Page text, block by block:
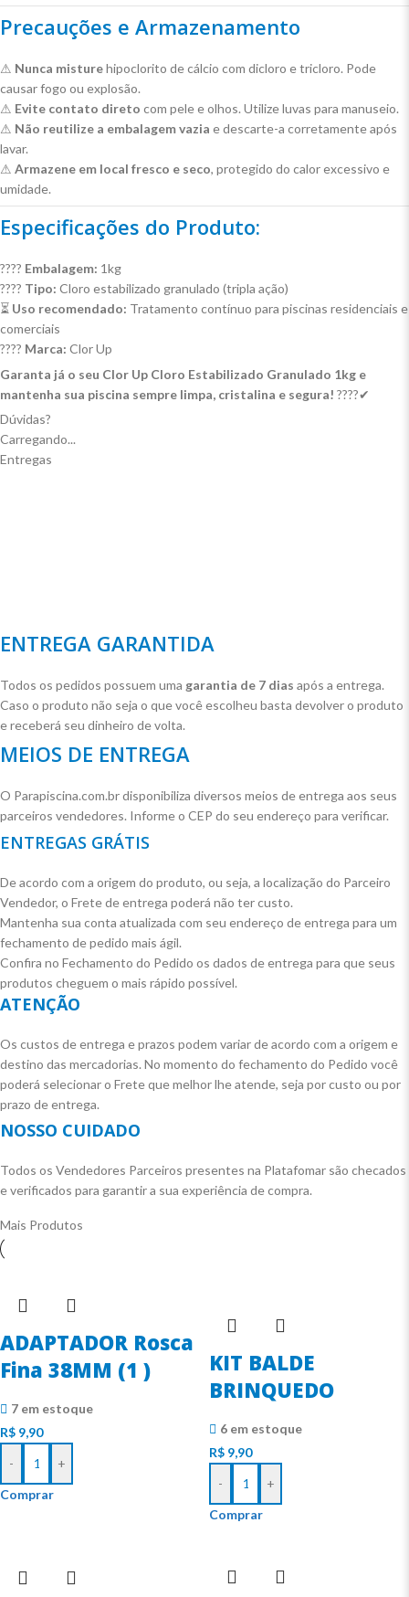
Precauções e Armazenamento
⚠ Nunca misturehipoclorito de cálcio com dicloro e tricloro. Pode
causar fogo ou explosão.
⚠ Evite contato direto com pele e olhos. Utilize luvas para manuseio.
⚠ Não reutilize a embalagem vazia e descarte-a corretamente após
lavar.
⚠ Armazene em local fresco e seco, protegido do calor excessivo e
umidade.
Especificações do Produto:
???? Embalagem: 1kg
???? Tipo: Cloro estabilizado granulado (tripla ação)
⏳ Uso recomendado: Tratamento contínuo para piscinas residenciais e
comerciais
???? Marca: Clor Up
Garanta já o seu Clor Up Cloro Estabilizado Granulado 1kg e
mantenha sua piscina sempre limpa, cristalina e segura! ????✔
Dúvidas?
Carregando...
Entregas
ENTREGA GARANTIDA
Todos os pedidos possuem uma garantia de 7 dias após a entrega.
Caso o produto não seja o que você escolheu basta devolver o produto
e receberá seu dinheiro de volta.
MEIOS DE ENTREGA
O Parapiscina.com.br disponibiliza diversos meios de entrega aos seus
parceiros vendedores. Informe o CEP do seu endereço para verificar.
ENTREGAS GRÁTIS
De acordo com a origem do produto, ou seja, a localização do Parceiro
Vendedor, o Frete de entrega poderá não ter custo.
Mantenha sua conta atualizada com seu endereço de entrega para um
fechamento de pedido mais ágil.
Confira no Fechamento do Pedido os dados de entrega para que seus
produtos cheguem o mais rápido possível.
ATENÇÃO
Os custos de entrega e prazos podem variar de acordo com a origem e
destino das mercadorias. No momento do fechamento do Pedido você
poderá selecionar o Frete que melhor lhe atende, seja por custo ou por
prazo de entrega.
NOSSO CUIDADO
Todos os Vendedores Parceiros presentes na Platafomar são checados
e verificados para garantir a sua experiência de compra.
Mais Produtos
ADAPTADOR Rosca
Fina 38MM (1 )
7 em estoque
R$ 9,90
-
+
Comprar
KIT BALDE
BRINQUEDO
6 em estoque
R$ 9,90
-
+
Comprar